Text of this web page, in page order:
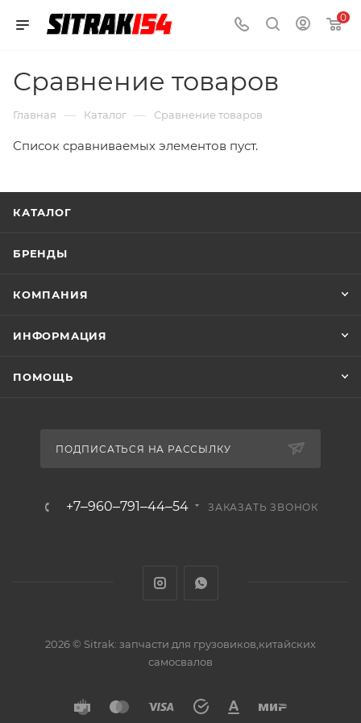
0
Сравнение товаров
Главная — Каталог — Сравнение товаров
Список сравниваемых элементов пуст.
КАТАЛОГ
БРЕНДЫ
КОМПАНИЯ
ИНФОРМАЦИЯ
ПОМОЩЬ
ПОДПИСАТЬСЯ НА РАССЫЛКУ
+7‒960‒791‒44‒54 ЗАКАЗАТЬ ЗВОНОК
2026 © Sitrak: запчасти для грузовиков,китайских
самосвалов